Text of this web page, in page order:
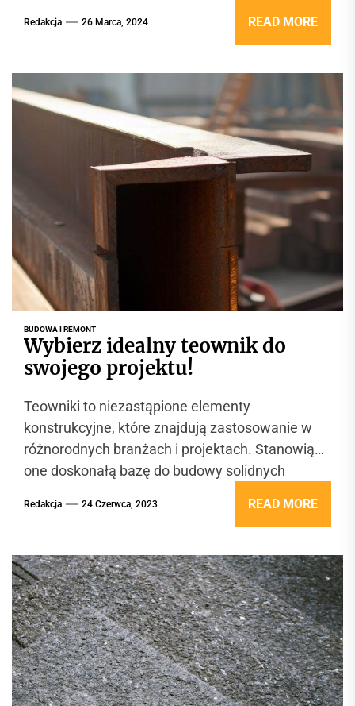
Redakcja 26 Marca, 2024 READ MORE
BUDOWA I REMONT
Wybierz idealny teownik do
swojego projektu!
Teowniki to niezastąpione elementy
konstrukcyjne, które znajdują zastosowanie w
różnorodnych branżach i projektach. Stanowią
one doskonałą bazę do budowy solidnych
Redakcja 24 Czerwca, 2023 READ MORE